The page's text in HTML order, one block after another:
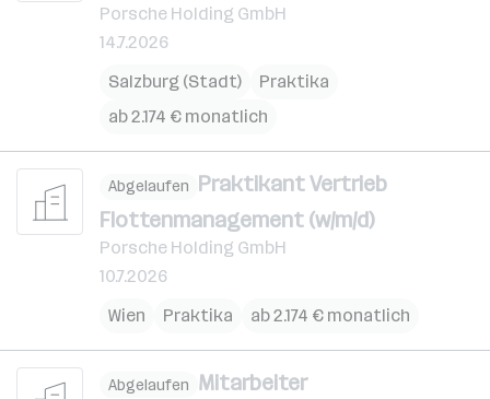
Porsche Holding GmbH
14.7.2026
Salzburg (Stadt)
Praktika
ab 2.174 € monatlich
Abgelaufen Praktikant Vertrieb
Flottenmanagement (w/m/d)
Porsche Holding GmbH
10.7.2026
Wien
Praktika ab 2.174 € monatlich
Abgelaufen Mitarbeiter